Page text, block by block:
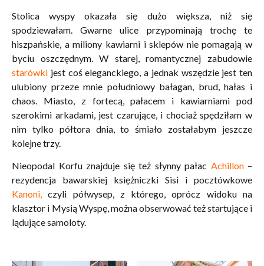
Stolica wyspy okazała się dużo większa, niż się
spodziewałam. Gwarne ulice przypominają trochę te
hiszpańskie, a miliony kawiarni i sklepów nie pomagają w
byciu oszczędnym. W starej, romantycznej zabudowie
starówki jest coś eleganckiego, a jednak wszędzie jest ten
ulubiony przeze mnie południowy bałagan, brud, hałas i
chaos. Miasto, z fortecą, pałacem i kawiarniami pod
szerokimi arkadami, jest czarujące, i chociaż spędziłam w
nim tylko półtora dnia, to śmiało zostałabym jeszcze
kolejne trzy.
Nieopodal Korfu znajduje się też słynny pałac Achillon–
rezydencja bawarskiej księżniczki Sisi i pocztówkowe
Kanoni, czyli półwysep, z którego, oprócz widoku na
klasztor i Mysią Wyspę, można obserwować też startujące i
lądujące samoloty.